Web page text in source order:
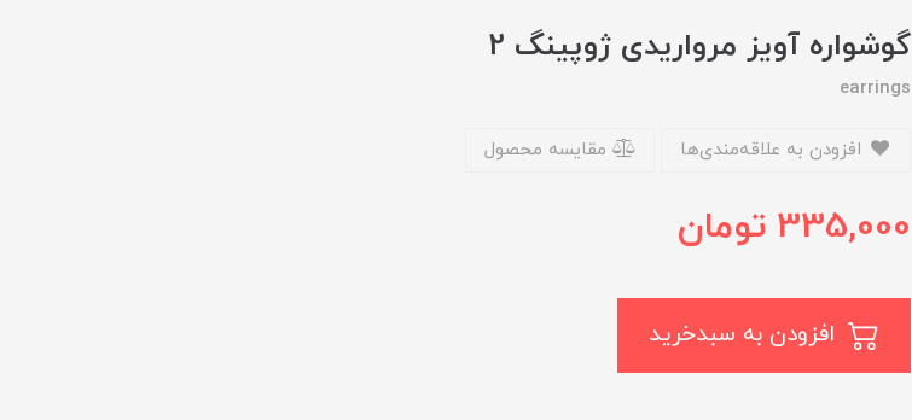
گوشواره آویز مرواریدی ژوپینگ 2
earrings
مقایسه محصول
335,000 تومان